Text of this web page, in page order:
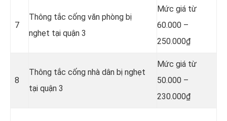
7
Thông tắc cống văn phòng bị
nghẹt tại quận 3
Mức giá từ
60.000 –
250.000₫
8
Thông tắc cống nhà dân bị nghẹt
tại quận 3
Mức giá từ
50.000 –
230.000₫